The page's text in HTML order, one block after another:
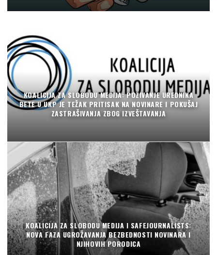
KOALICIJA ZA SLOBODU MEDIJA: POZIVANJE UREDNIKA
BETE U UKP JE TEŽAK PRITISAK NA NOVINARE I POKUŠAJ
ZASTRAŠIVANJA ZBOG IZVEŠTAVANJA
KOALICIJA ZA SLOBODU MEDIJA I SAFEJOURNALISTS:
NOVA FAZA UGROŽAVANJA BEZBEDNOSTI NOVINARA I
NJIHOVIH PORODICA